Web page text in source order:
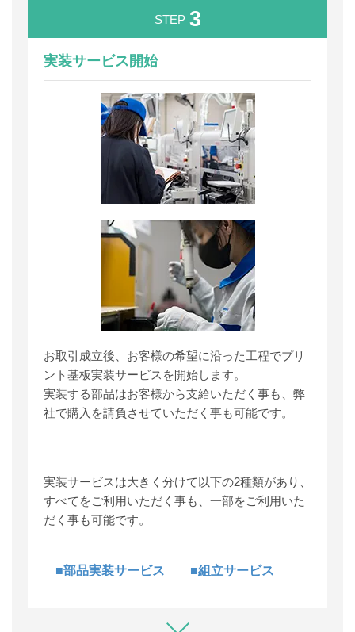
STEP 3
実装サービス開始
お取引成立後、お客様の希望に沿った工程でプリ
ント基板実装サービスを開始します。
実装する部品はお客様から支給いただく事も、弊
社で購入を請負させていただく事も可能です。
実装サービスは大きく分けて以下の2種類があり、
すべてをご利用いただく事も、一部をご利用いた
だく事も可能です。
■部品実装サービス ■組立サービス